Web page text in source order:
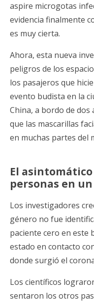
aspire microgotas
evidencia finalmente
es muy cierta.
Ahora, esta nueva
peligros de los
los pasajeros que
evento budista en la
China, a bordo de
que las mascarillas
en muchas partes del
El
personas en
Los investigadores
género no fue
paciente cero en este
estado en contacto
donde surgió el
Los científicos
sentaron los otros